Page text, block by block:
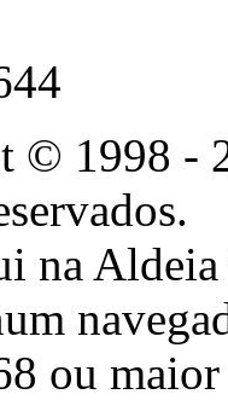
© 1998 -
na
ou maior